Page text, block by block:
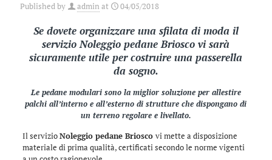
Published by admin at 04/05/2018
Se dovete organizzare una sfilata di moda il
servizio Noleggio pedane Briosco vi sarà
sicuramente utile per costruire una passerella
da sogno.
Le pedane modulari sono la miglior soluzione per allestire
palchi all’interno e all’esterno di strutture che dispongano di
un terreno regolare e livellato.
Il servizioNoleggio pedane Briosco vi mette a disposizione
materiale di prima qualità, certificati secondo le norme vigenti